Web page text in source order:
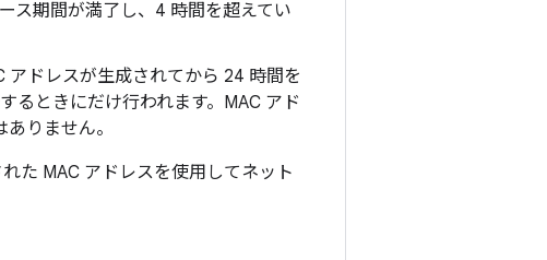
ス期間が満了し、4 時間を超えてい
アドレスが生成されてから 24 時間を
るときにだけ行われます。MAC アド
りません。
た MAC アドレスを使用してネット